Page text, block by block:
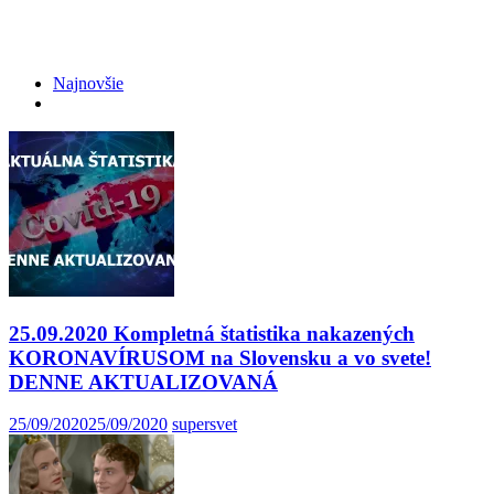
Najnovšie
25.09.2020 Kompletná štatistika nakazených
KORONAVÍRUSOM na Slovensku a vo svete!
DENNE AKTUALIZOVANÁ
25/09/202025/09/2020 supersvet